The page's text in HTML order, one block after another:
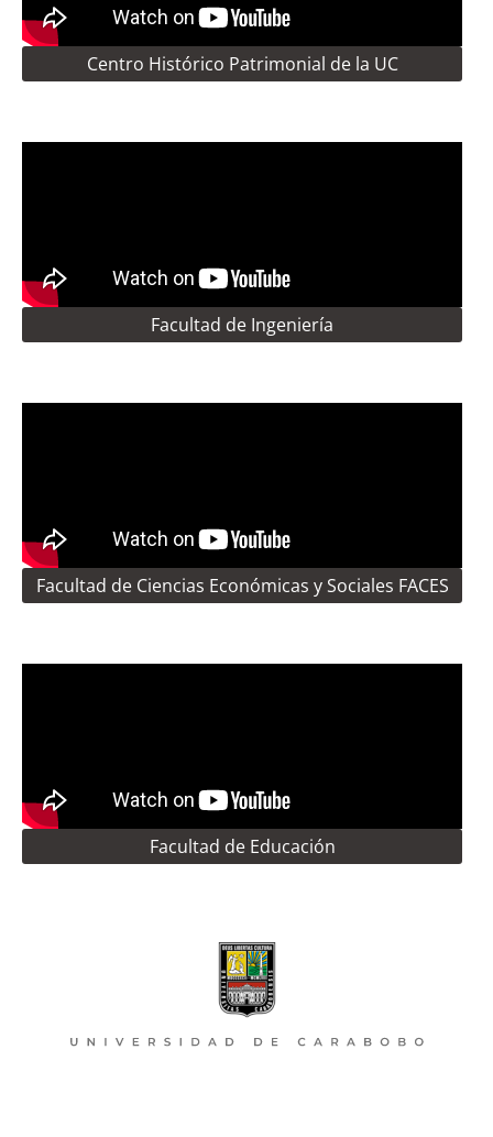
Centro Histórico Patrimonial de la UC
Facultad de Ingeniería
Facultad de Ciencias Económicas y Sociales FACES
Facultad de Educación